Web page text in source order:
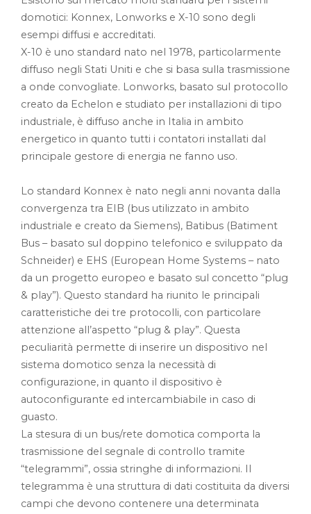
domotici: Konnex, Lonworks e X-10 sono degli
esempi diffusi e accreditati.
X-10 è uno standard nato nel 1978, particolarmente
diffuso negli Stati Uniti e che si basa sulla trasmissione
a onde convogliate. Lonworks, basato sul protocollo
creato da Echelon e studiato per installazioni di tipo
industriale, è diffuso anche in Italia in ambito
energetico in quanto tutti i contatori installati dal
principale gestore di energia ne fanno uso.
Lo standard Konnex è nato negli anni novanta dalla
convergenza tra EIB (bus utilizzato in ambito
industriale e creato da Siemens), Batibus (Batiment
Bus – basato sul doppino telefonico e sviluppato da
Schneider) e EHS (European Home Systems – nato
da un progetto europeo e basato sul concetto “plug
& play”). Questo standard ha riunito le principali
caratteristiche dei tre protocolli, con particolare
attenzione all’aspetto “plug & play”. Questa
peculiarità permette di inserire un dispositivo nel
sistema domotico senza la necessità di
configurazione, in quanto il dispositivo è
autoconfigurante ed intercambiabile in caso di
guasto.
La stesura di un bus/rete domotica comporta la
trasmissione del segnale di controllo tramite
“telegrammi”, ossia stringhe di informazioni. Il
telegramma è una struttura di dati costituita da diversi
campi che devono contenere una determinata